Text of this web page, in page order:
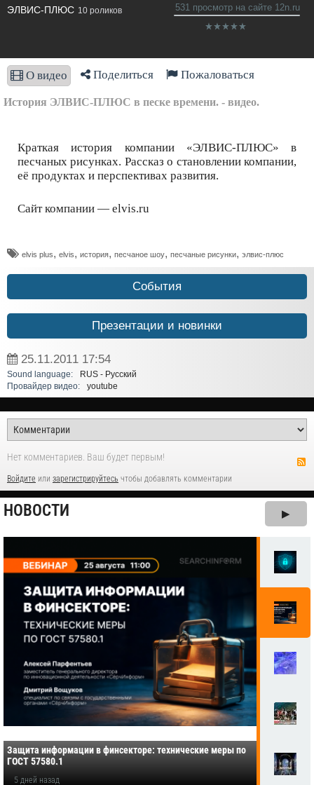
ЭЛВИС-ПЛЮС 10 роликов 531 просмотр на сайте 12n.ru
О видео Поделиться Пожаловаться
История ЭЛВИС-ПЛЮС в песке времени. - видео.
Краткая история компании «ЭЛВИС-ПЛЮС» в
песчаных рисунках. Рассказ о становлении компании,
её продуктах и перспективах развития.
Сайт компании — elvis.ru
elvis plus, elvis, история, песчаное шоу, песчаные рисунки, элвис-плюс
События
Презентации и новинки
25.11.2011 17:54
Sound language:
RUS - Русский
Провайдер видео:
youtube
Нет комментариев. Ваш будет первым!
Войдите или зарегистрируйтесь чтобы добавлять комментарии
НОВОСТИ ▶
Защита информации в финсекторе: технические меры по
ГОСТ 57580.1
5 дней назад